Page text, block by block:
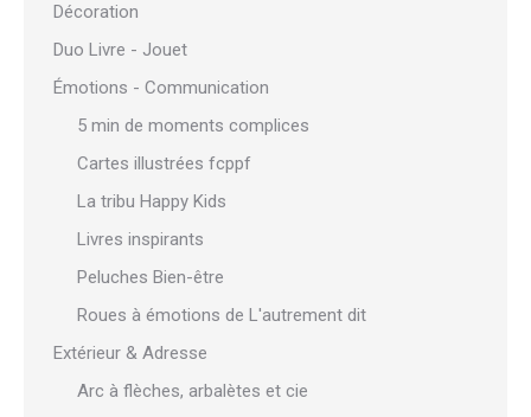
Décoration
Duo Livre - Jouet
Émotions - Communication
5 min de moments complices
Cartes illustrées fcppf
La tribu Happy Kids
Livres inspirants
Peluches Bien-être
Roues à émotions de L'autrement dit
Extérieur & Adresse
Arc à flèches, arbalètes et cie